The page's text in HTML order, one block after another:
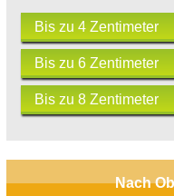
Bis zu 4 Zentimeter
Bis zu 6 Zentimeter
Bis zu 8 Zentimeter
Nach